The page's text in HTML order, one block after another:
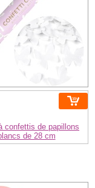
confettis de papillons
de 28 cm